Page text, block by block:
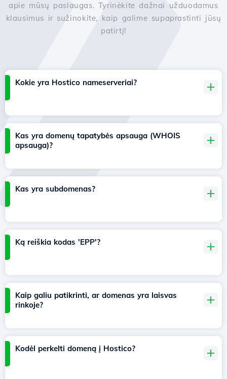
apie mūsų paslaugas. Tyrinėkite dažnai užduodamus
klausimus ir sužinokite, kaip galime supaprastinti jūsų
patirtį!
Kokie yra Hostico nameserveriai?
Kas yra domenų tapatybės apsauga (WHOIS
apsauga)?
Kas yra subdomenas?
Ką reiškia kodas 'EPP'?
Kaip galiu patikrinti, ar domenas yra laisvas
rinkoje?
Kodėl perkelti domeną į Hostico?